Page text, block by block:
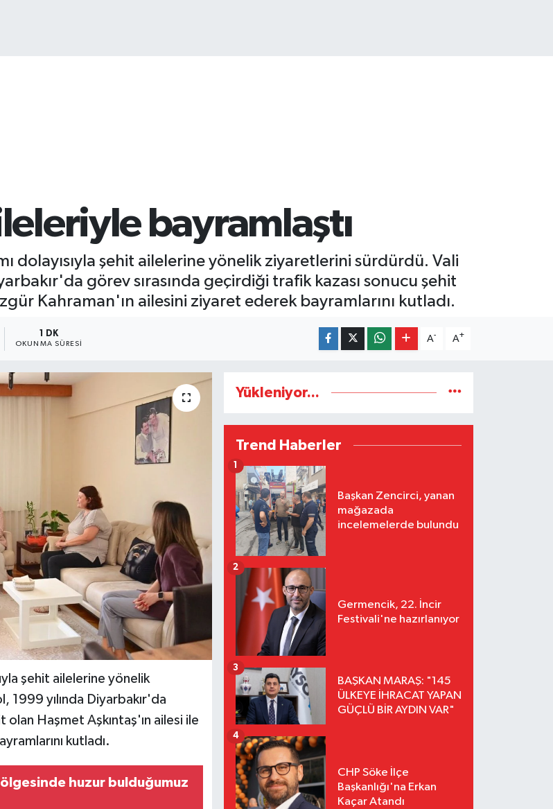
bayramlaştı
dolayısıyla şehit ailelerine yönelik ziyaretlerini sürdürdü. Vali
görev sırasında geçirdiği trafik kazası sonucu şehit
Kahraman'ın ailesini ziyaret ederek bayramlarını kutladı.
1 DK
OKUNMA SÜRESI
A- A+
şehit ailelerine yönelik
1999 yılında Diyarbakır'da
olan Haşmet Aşkıntaş'ın ailesi ile
kutladı.
huzur bulduğumuz
Yükleniyor...
Trend Haberler
Başkan Zencirci, yanan
mağazada
incelemelerde bulundu
1
Germencik, 22. İncir
Festivali'ne hazırlanıyor
2
BAŞKAN MARAŞ: "145
ÜLKEYE İHRACAT YAPAN
GÜÇLÜ BİR AYDIN VAR"
3
CHP Söke İlçe
Başkanlığı'na Erkan
Kaçar Atandı
4